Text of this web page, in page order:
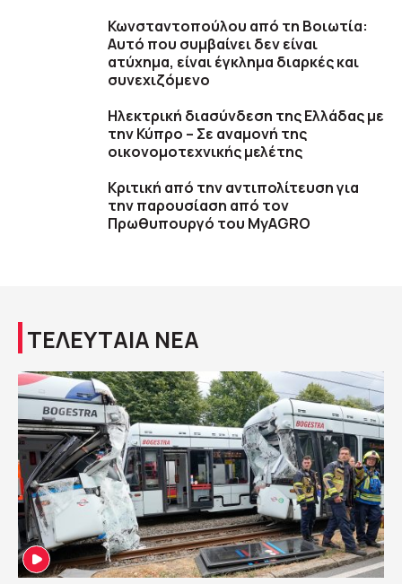
Κωνσταντοπούλου από τη Βοιωτία:
Αυτό που συμβαίνει δεν είναι
ατύχημα, είναι έγκλημα διαρκές και
συνεχιζόμενο
Ηλεκτρική διασύνδεση της Ελλάδας με
την Κύπρο – Σε αναμονή της
οικονομοτεχνικής μελέτης
Κριτική από την αντιπολίτευση για
την παρουσίαση από τον
Πρωθυπουργό του MyAGRO
ΤΕΛΕΥΤΑΙΑ ΝΕΑ